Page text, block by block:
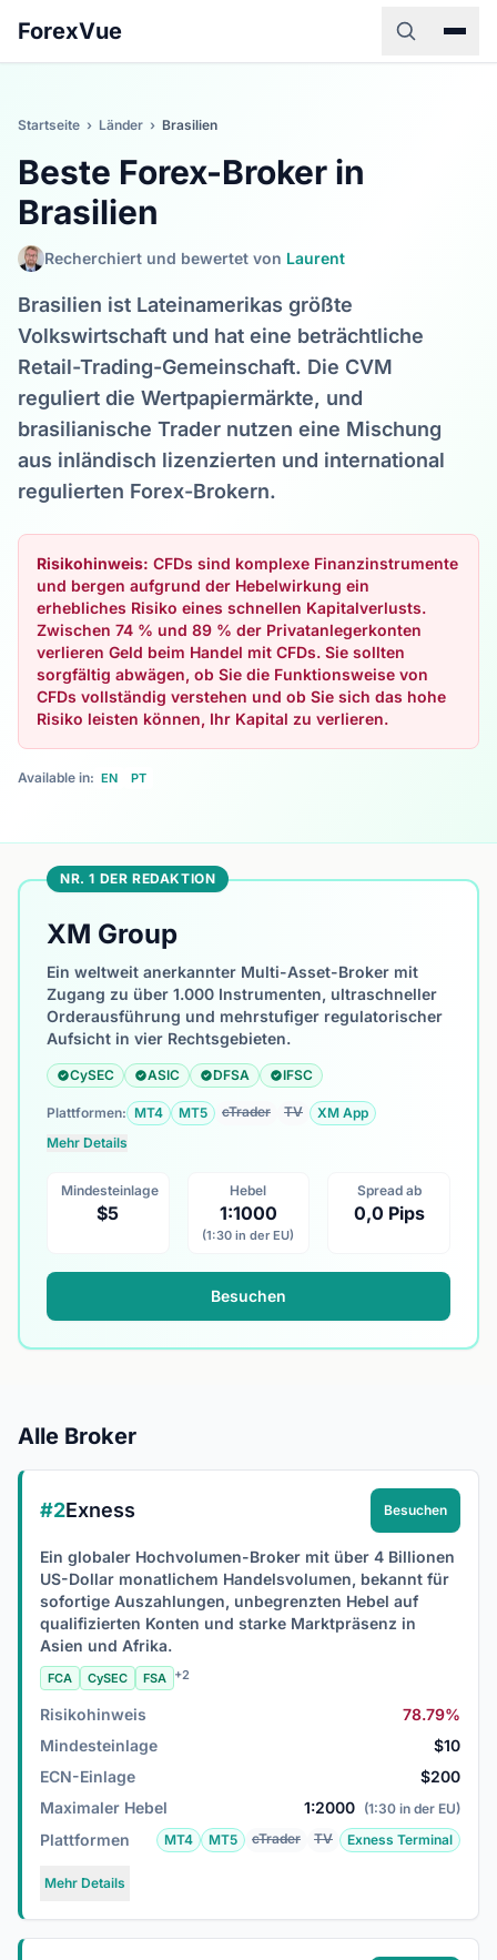
ForexVue
Startseite › Länder › Brasilien
Beste Forex-Broker in
Brasilien
Recherchiert und bewertet von Laurent
Brasilien ist Lateinamerikas größte
Volkswirtschaft und hat eine beträchtliche
Retail-Trading-Gemeinschaft. Die CVM
reguliert die Wertpapiermärkte, und
brasilianische Trader nutzen eine Mischung
aus inländisch lizenzierten und international
regulierten Forex-Brokern.
Risikohinweis: CFDs sind komplexe Finanzinstrumente
und bergen aufgrund der Hebelwirkung ein
erhebliches Risiko eines schnellen Kapitalverlusts.
Zwischen 74 % und 89 % der Privatanlegerkonten
verlieren Geld beim Handel mit CFDs. Sie sollten
sorgfältig abwägen, ob Sie die Funktionsweise von
CFDs vollständig verstehen und ob Sie sich das hohe
Risiko leisten können, Ihr Kapital zu verlieren.
Available in: EN PT
NR. 1 DER REDAKTION
XM Group
Ein weltweit anerkannter Multi-Asset-Broker mit
Zugang zu über 1.000 Instrumenten, ultraschneller
Orderausführung und mehrstufiger regulatorischer
Aufsicht in vier Rechtsgebieten.
CySEC ASIC DFSA IFSC
Plattformen: MT4 MT5 cTrader TV
XM App
Mehr Details
Mindesteinlage
$5
Hebel
1:1000
(1:30 in der EU)
Spread ab
0,0 Pips
Besuchen
Alle Broker
#2Exness Besuchen
Ein globaler Hochvolumen-Broker mit über 4 Billionen
US-Dollar monatlichem Handelsvolumen, bekannt für
sofortige Auszahlungen, unbegrenzten Hebel auf
qualifizierten Konten und starke Marktpräsenz in
Asien und Afrika.
FCA CySEC FSA +2
Risikohinweis
78.79%
Mindesteinlage
$10
ECN-Einlage
$200
Maximaler Hebel
1:2000 (1:30 in der EU)
Plattformen MT4 MT5 cTrader TV Exness Terminal
Mehr Details